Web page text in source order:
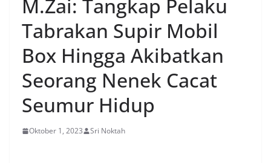
M.Zai: Tangkap Pelaku
Tabrakan Supir Mobil
Box Hingga Akibatkan
Seorang Nenek Cacat
Seumur Hidup
Oktober 1, 2023 Sri Noktah